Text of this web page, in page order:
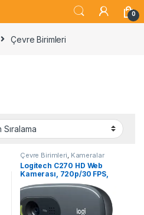
0
Çevre Birimleri
Çevre Birimleri Kameralar
Logitech C270 HD Web
Kamerası, 720p/30 FPS,
RightLight 2 ile Otomatik Işık
Düzeltme, Mono Gürültü
Engelleyici Mikrofon, Siyah